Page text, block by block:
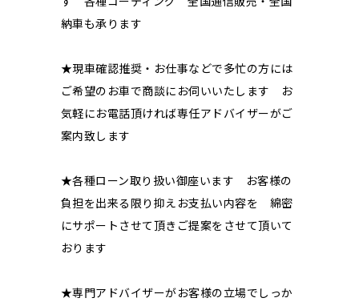
納車も承ります
★現車確認推奨・お仕事などで多忙の方には
ご希望のお車で商談にお伺いいたします お
気軽にお電話頂ければ専任アドバイザーがご
案内致します
★各種ローン取り扱い御座います お客様の
負担を出来る限り抑えお支払い内容を 綿密
にサポートさせて頂きご提案をさせて頂いて
おります
★専門アドバイザーがお客様の立場でしっか